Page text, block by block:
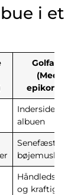
i et
Golfalbue
(Medial
epikondylit)
Indersiden af
albuen
Senefæste for
bøjemuskler
og kraftigt greb